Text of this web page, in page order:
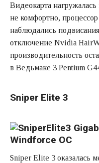
Видеокарта
не комфортно,
наблюдались
отключение Nvidia
производительность
в Ведьмаке 3 Pentium
Sniper Elite 3
Sniper Elite 3 оказалась